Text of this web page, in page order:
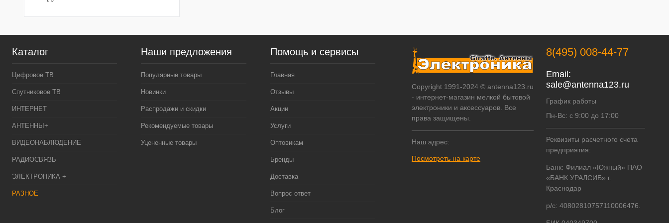
Каталог
Цифровое ТВ
Спутниковое ТВ
ИНТЕРНЕТ
АНТЕННЫ+
ВИДЕОНАБЛЮДЕНИЕ
РАДИОСВЯЗЬ
ЭЛЕКТРОНИКА +
РАЗНОЕ
Наши предложения
Популярные товары
Новинки
Распродажи и скидки
Рекомендуемые товары
Уцененные товары
Помощь и сервисы
Главная
Отзывы
Акции
Услуги
Оптовикам
Бренды
Доставка
Вопрос ответ
Блог
Copyright 1991-2024 © antenna123.ru
- интернет-магазин мелкой бытовой
электроники и аксессуаров. Все
права защищены.
Наш адрес:
Посмотреть на карте
8(495) 008-44-77
Email:
sale@antenna123.ru
График работы
Пн-Вс: с 9:00 до 17:00
Реквизиты расчетного счета
предприятия:
Банк: Филиал «Южный» ПАО
«БАНК УРАЛСИБ» г.
Краснодар
р/с: 40802810757110006476.